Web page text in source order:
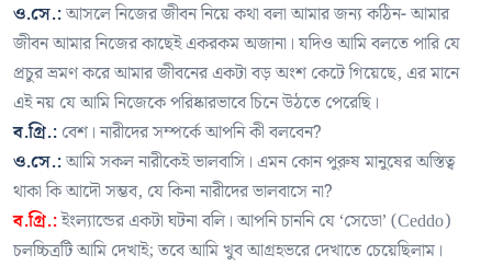
ও.সে.:আসলে নিজের জীবন নিয়ে কথা বলা আমার জন্য কঠিন- আমার
জীবন আমার নিজের কাছেই একরকম অজানা। যদিও আমি বলতে পারি যে
প্রচুর ভ্রমণ করে আমার জীবনের একটা বড় অংশ কেটে গিয়েছে, এর মানে
এই নয় যে আমি নিজেকে পরিষ্কারভাবে চিনে উঠতে পেরেছি।
ব.গ্রি.: বেশ। নারীদের সম্পর্কে আপনি কী বলবেন?
ও.সে.:আমি সকল নারীকেই ভালবাসি। এমন কোন পুরুষ মানুষের অস্তিত্ব
থাকা কি আদৌ সম্ভব, যে কিনা নারীদের ভালবাসে না?
ব.গ্রি.:ইংল্যান্ডের একটা ঘটনা বলি। আপনি চাননি যে ‘সেডো’ (Ceddo)
চলচ্চিত্রটি আমি দেখাই; তবে আমি খুব আগ্রহভরে দেখাতে চেয়েছিলাম।